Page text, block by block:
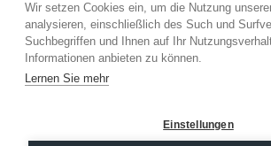
©2026.
Wir setzen Cookies ein, um die Nutzung
analysieren, einschließlich des Such und
Suchbegriffen und Ihnen auf Ihr
Informationen anbieten zu können.
Lernen Sie mehr
Einstellungen